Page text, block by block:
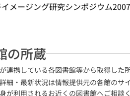
メージング研究シンポジウム2007
の所蔵
連携している各図書館等から取得した
細・最新状況は情報提供元の各館の
が利用されるお近くの図書館へご相談